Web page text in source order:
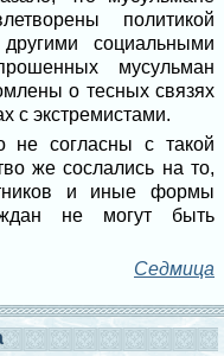
политикой
социальными
мусульман
о тесных связях
с экстремистами.
не согласны с такой
же сослались на то,
и иные формы
не могут быть
Седмица